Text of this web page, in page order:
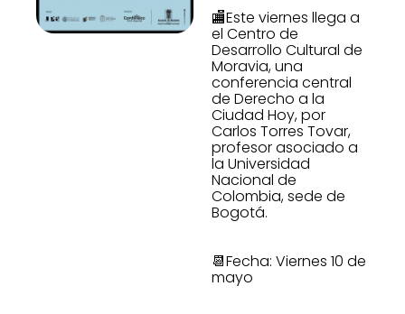
🏬Este viernes llega a
el Centro de
Desarrollo Cultural de
Moravia, una
conferencia central
de Derecho a la
Ciudad Hoy, por
Carlos Torres Tovar,
profesor asociado a
la Universidad
Nacional de
Colombia, sede de
Bogotá.
📆Fecha: Viernes 10 de
mayo